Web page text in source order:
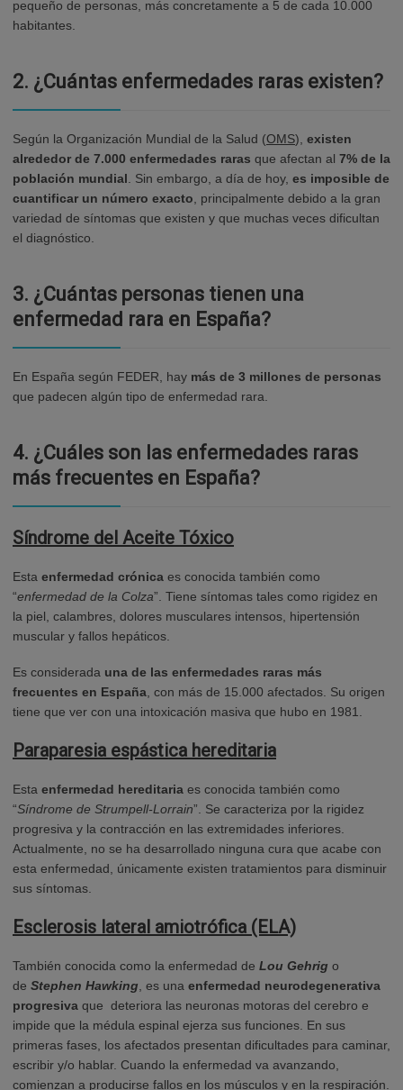
pequeño de personas, más concretamente a 5 de cada 10.000
habitantes.
2. ¿Cuántas enfermedades raras existen?
Según la Organización Mundial de la Salud (OMS), existen
alrededor de 7.000 enfermedades raras que afectan al 7% de la
población mundial . Sin embargo, a día de hoy, es imposible de
cuantificar un número exacto , principalmente debido a la gran
variedad de síntomas que existen y que muchas veces dificultan
el diagnóstico.
3. ¿Cuántas personas tienen una
enfermedad rara en España?
En España según FEDER, hay más de 3 millones de personas
que padecen algún tipo de enfermedad rara.
4. ¿Cuáles son las enfermedades raras
más frecuentes en España?
Síndrome del Aceite Tóxico
Esta enfermedad crónica es conocida también como
“enfermedad de la Colza”. Tiene síntomas tales como rigidez en
la piel, calambres, dolores musculares intensos, hipertensión
muscular y fallos hepáticos.
Es considerada una de las enfermedades raras más
frecuentes en España , con más de 15.000 afectados. Su origen
tiene que ver con una intoxicación masiva que hubo en 1981.
Paraparesia espástica hereditaria
Esta enfermedad hereditaria es conocida también como
“Síndrome de Strumpell-Lorrain”. Se caracteriza por la rigidez
progresiva y la contracción en las extremidades inferiores.
Actualmente, no se ha desarrollado ninguna cura que acabe con
esta enfermedad, únicamente existen tratamientos para disminuir
sus síntomas.
Esclerosis lateral amiotrófica (ELA)
También conocida como la enfermedad de Lou Gehrig o
de Stephen Hawking , es una enfermedad neurodegenerativa
progresiva que deteriora las neuronas motoras del cerebro e
impide que la médula espinal ejerza sus funciones. En sus
primeras fases, los afectados presentan dificultades para caminar,
escribir y/o hablar. Cuando la enfermedad va avanzando,
comienzan a producirse fallos en los músculos y en la respiración.